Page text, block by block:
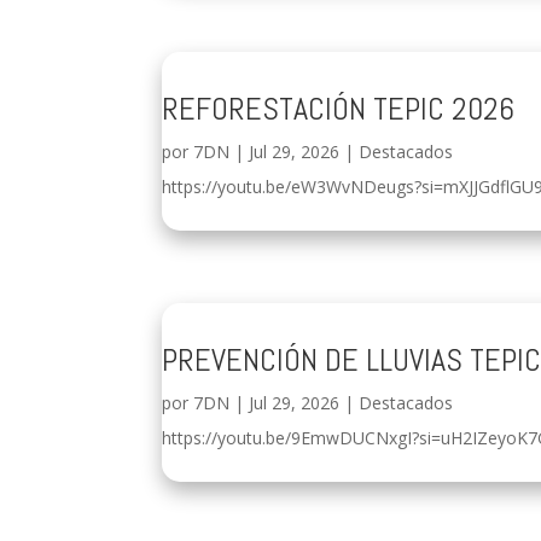
REFORESTACIÓN TEPIC 2026
por 7DN | Jul 29, 2026 | Destacados
https://youtu.be/
PREVENCIÓN DE LLUVIAS TEPIC
por 7DN | Jul 29, 2026 | Destacados
https://youtu.be/